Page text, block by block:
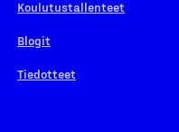
Koulutustallenteet
Blogit
Tiedotteet